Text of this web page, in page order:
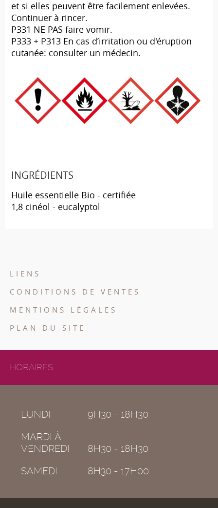
et si elles peuvent être facilement enlevées.
Continuer à rincer.
P331 NE PAS faire vomir.
P333 + P313 En cas d’irritation ou d'éruption
cutanée: consulter un médecin.
INGRÉDIENTS
Huile essentielle Bio - certifiée
1,8 cinéol - eucalyptol
LIENS
CONDITIONS DE VENTES
MENTIONS LÉGALES
PLAN DU SITE
HORAIRES
LUNDI
9H30 - 18H30
MARDI À
VENDREDI
8H30 - 18H30
SAMEDI
8H30 - 17H00